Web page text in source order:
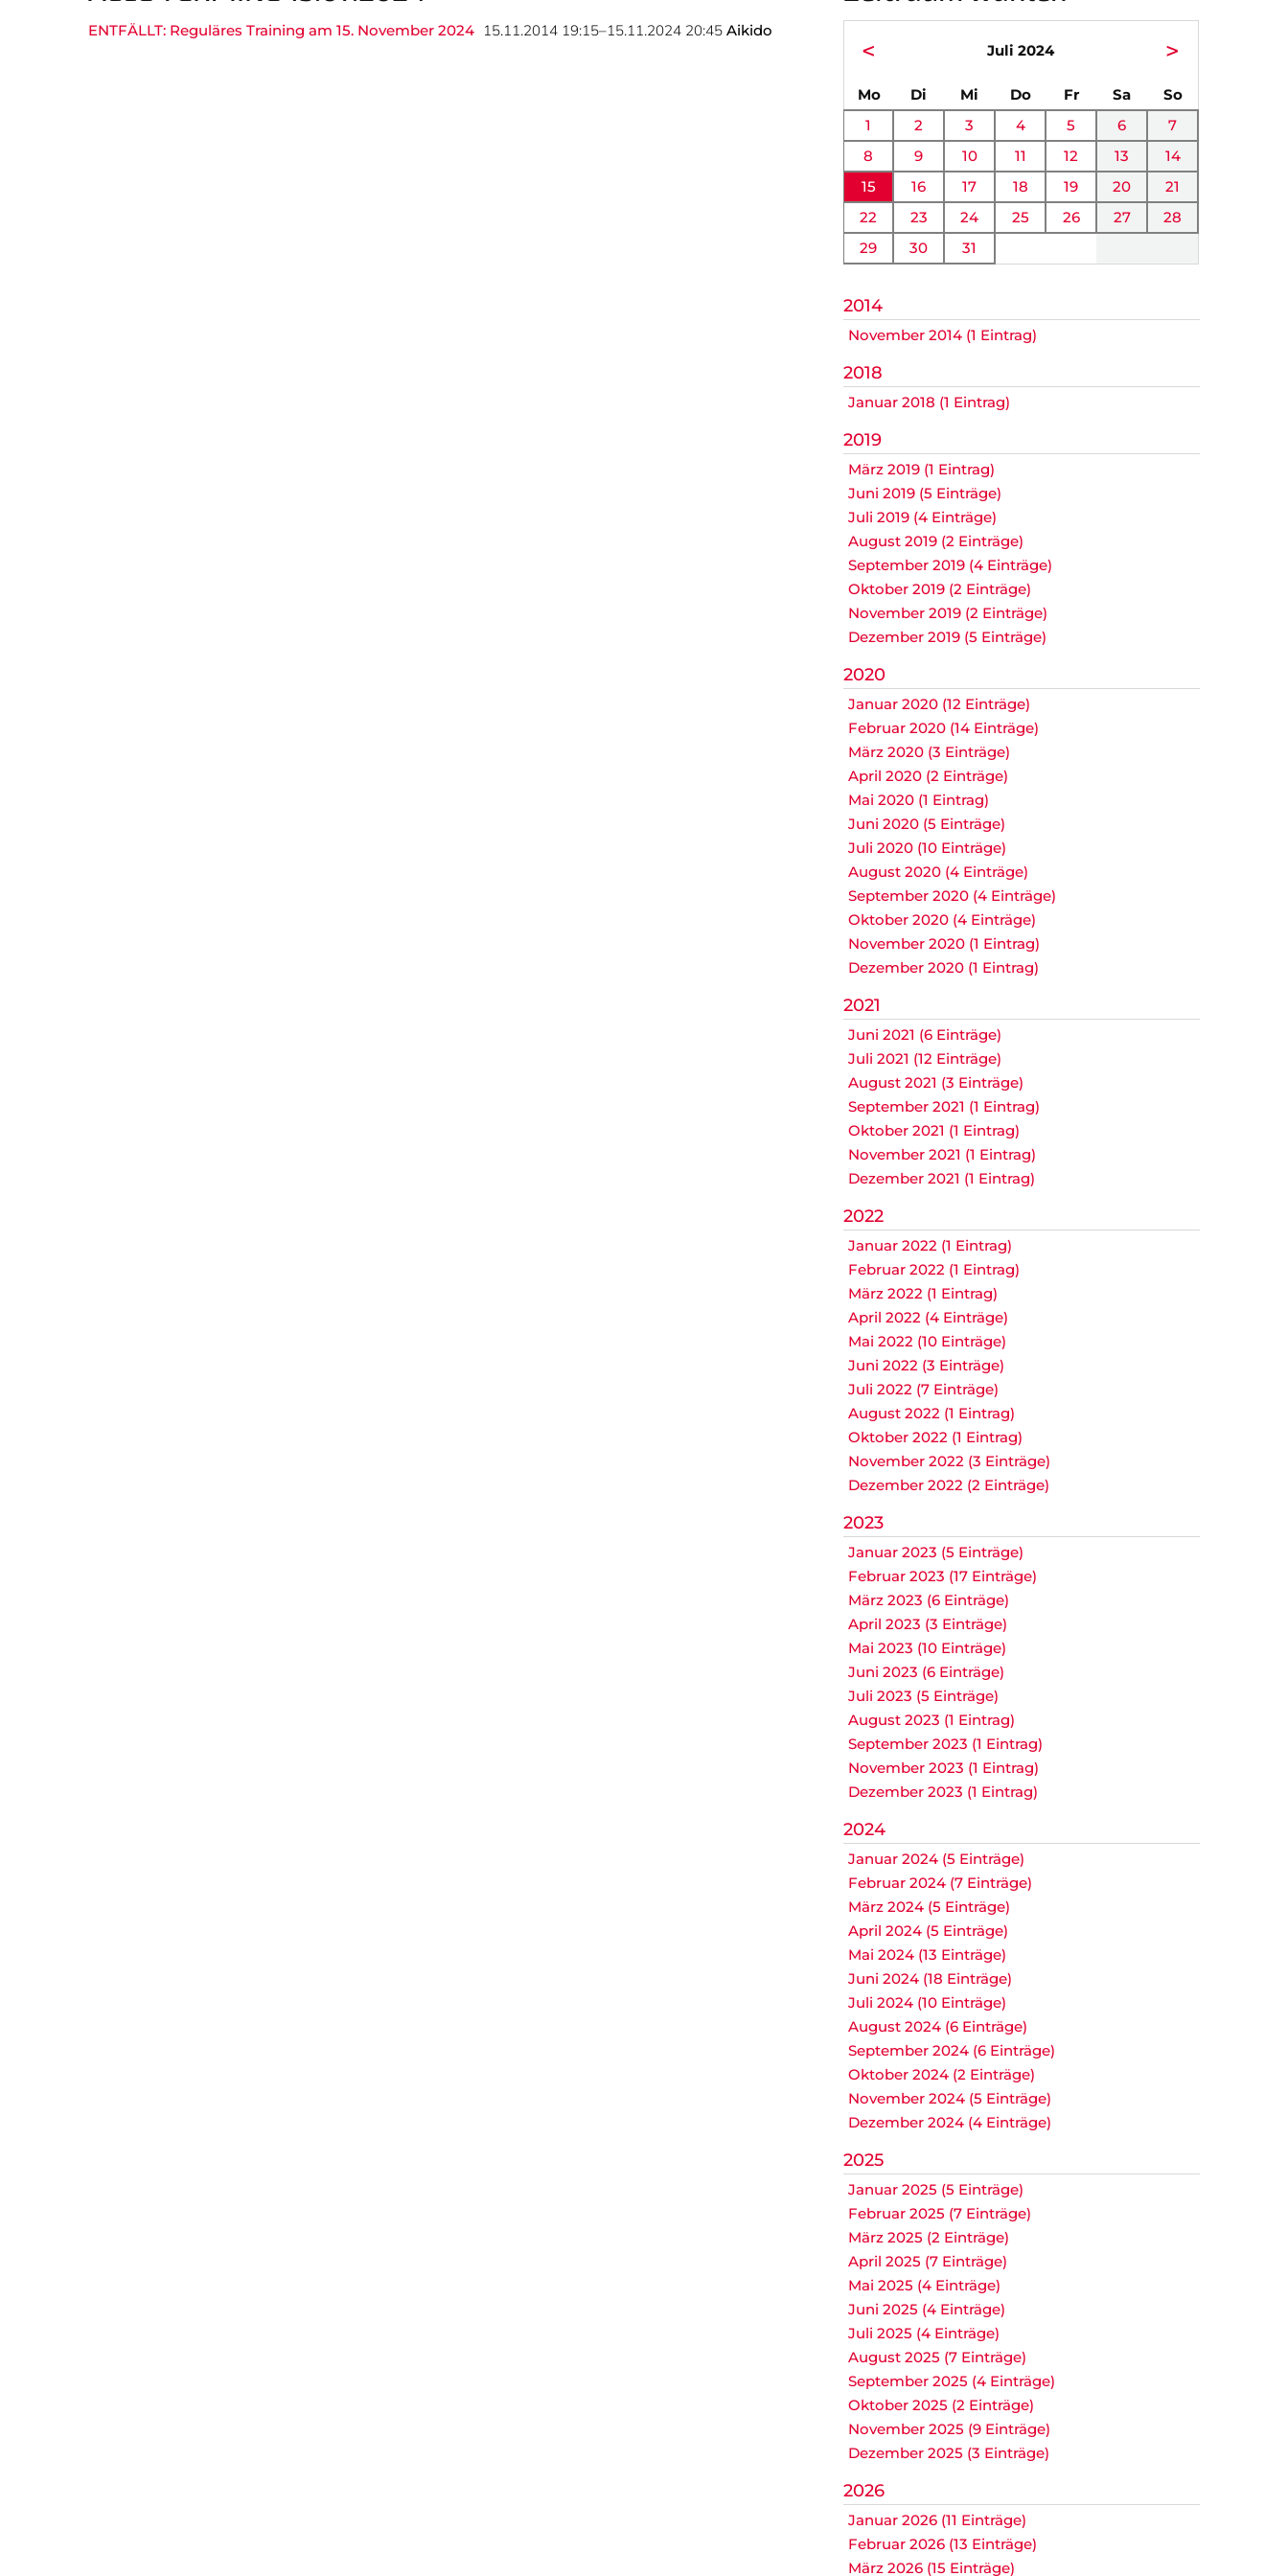
ENTFÄLLT: Reguläres Training am 15. November 2024 15.11.2014 19:15–15.11.2024 20:45 Aikido
< Juli 2024 >
MontagDi enstag
Mi ttwoch
Donnerstag
FreitagSamstag
Sonntag
1
2 3 4 5 6
7
8
9 10 11 12 13
14
15
16 17 18 19 20
21
22
23 24 25 26 27
28
29
30 31
2014
November 2014 (1 Eintrag)
2018
Januar 2018 (1 Eintrag)
2019
März 2019 (1 Eintrag)
Juni 2019 (5 Einträge)
Juli 2019 (4 Einträge)
August 2019 (2 Einträge)
September 2019 (4 Einträge)
Oktober 2019 (2 Einträge)
November 2019 (2 Einträge)
Dezember 2019 (5 Einträge)
2020
Januar 2020 (12 Einträge)
Februar 2020 (14 Einträge)
März 2020 (3 Einträge)
April 2020 (2 Einträge)
Mai 2020 (1 Eintrag)
Juni 2020 (5 Einträge)
Juli 2020 (10 Einträge)
August 2020 (4 Einträge)
September 2020 (4 Einträge)
Oktober 2020 (4 Einträge)
November 2020 (1 Eintrag)
Dezember 2020 (1 Eintrag)
2021
Juni 2021 (6 Einträge)
Juli 2021 (12 Einträge)
August 2021 (3 Einträge)
September 2021 (1 Eintrag)
Oktober 2021 (1 Eintrag)
November 2021 (1 Eintrag)
Dezember 2021 (1 Eintrag)
2022
Januar 2022 (1 Eintrag)
Februar 2022 (1 Eintrag)
März 2022 (1 Eintrag)
April 2022 (4 Einträge)
Mai 2022 (10 Einträge)
Juni 2022 (3 Einträge)
Juli 2022 (7 Einträge)
August 2022 (1 Eintrag)
Oktober 2022 (1 Eintrag)
November 2022 (3 Einträge)
Dezember 2022 (2 Einträge)
2023
Januar 2023 (5 Einträge)
Februar 2023 (17 Einträge)
März 2023 (6 Einträge)
April 2023 (3 Einträge)
Mai 2023 (10 Einträge)
Juni 2023 (6 Einträge)
Juli 2023 (5 Einträge)
August 2023 (1 Eintrag)
September 2023 (1 Eintrag)
November 2023 (1 Eintrag)
Dezember 2023 (1 Eintrag)
2024
Januar 2024 (5 Einträge)
Februar 2024 (7 Einträge)
März 2024 (5 Einträge)
April 2024 (5 Einträge)
Mai 2024 (13 Einträge)
Juni 2024 (18 Einträge)
Juli 2024 (10 Einträge)
August 2024 (6 Einträge)
September 2024 (6 Einträge)
Oktober 2024 (2 Einträge)
November 2024 (5 Einträge)
Dezember 2024 (4 Einträge)
2025
Januar 2025 (5 Einträge)
Februar 2025 (7 Einträge)
März 2025 (2 Einträge)
April 2025 (7 Einträge)
Mai 2025 (4 Einträge)
Juni 2025 (4 Einträge)
Juli 2025 (4 Einträge)
August 2025 (7 Einträge)
September 2025 (4 Einträge)
Oktober 2025 (2 Einträge)
November 2025 (9 Einträge)
Dezember 2025 (3 Einträge)
2026
Januar 2026 (11 Einträge)
Februar 2026 (13 Einträge)
März 2026 (15 Einträge)
Gesundheitssport
Chronik
Bitte nehmen Sie Kontakt mit uns auf. Wir helfen gerne weiter.